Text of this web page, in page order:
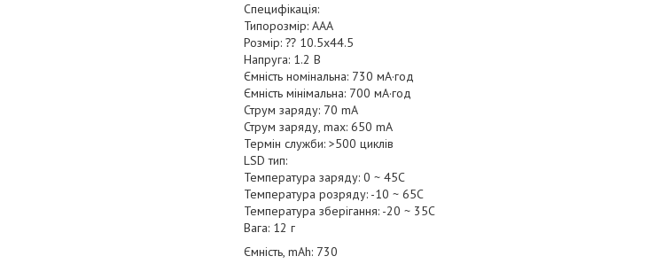
Специфікація:
Типорозмір: AAA
Розмір: ⁇ 10.5x44.5
Напруга: 1.2 В
Ємність номінальна: 730 мА·год
Ємність мінімальна: 700 мА·год
Струм заряду: 70 mA
Струм заряду, max: 650 mA
Термін служби: >500 циклів
LSD тип:
Температура заряду: 0 ~ 45С
Температура розряду: -10 ~ 65С
Температура зберігання: -20 ~ 35С
Вага: 12 г
Ємність, mAh: 730